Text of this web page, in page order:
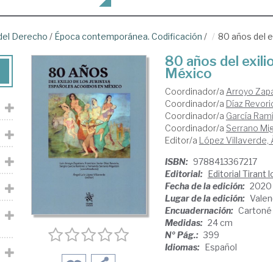
Derecho / Época contemporánea. Codificación / 80 años del
80 años del
México
Coordinador/a Arroyo
Coordinador/a Díaz
Coordinador/a García
Coordinador/a Serrano
Editor/a López Villaverde,
ISBN: 9788413367217
Editorial: Editorial Tirant
Fecha de la edición: 2020
Lugar de la edición:
Encuadernación: Cartoné
Medidas: 24 cm
Nº Pág.: 399
Idiomas: Español